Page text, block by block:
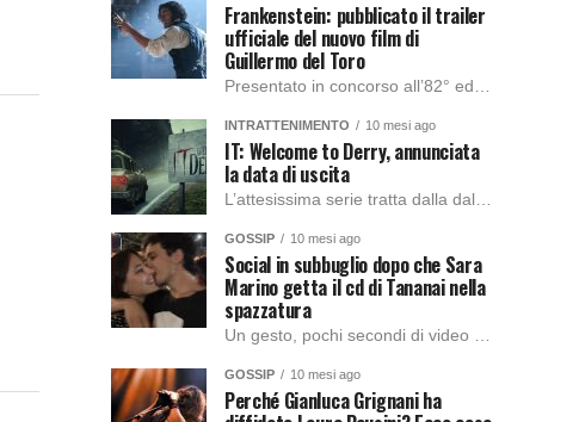
Frankenstein: pubblicato il trailer
ufficiale del nuovo film di
Guillermo del Toro
INTRATTENIMENTO 10 mesi ago
IT: Welcome to Derry, annunciata
la data di uscita
GOSSIP 10 mesi ago
Social in subbuglio dopo che Sara
Marino getta il cd di Tananai nella
spazzatura
GOSSIP 10 mesi ago
Perché Gianluca Grignani ha